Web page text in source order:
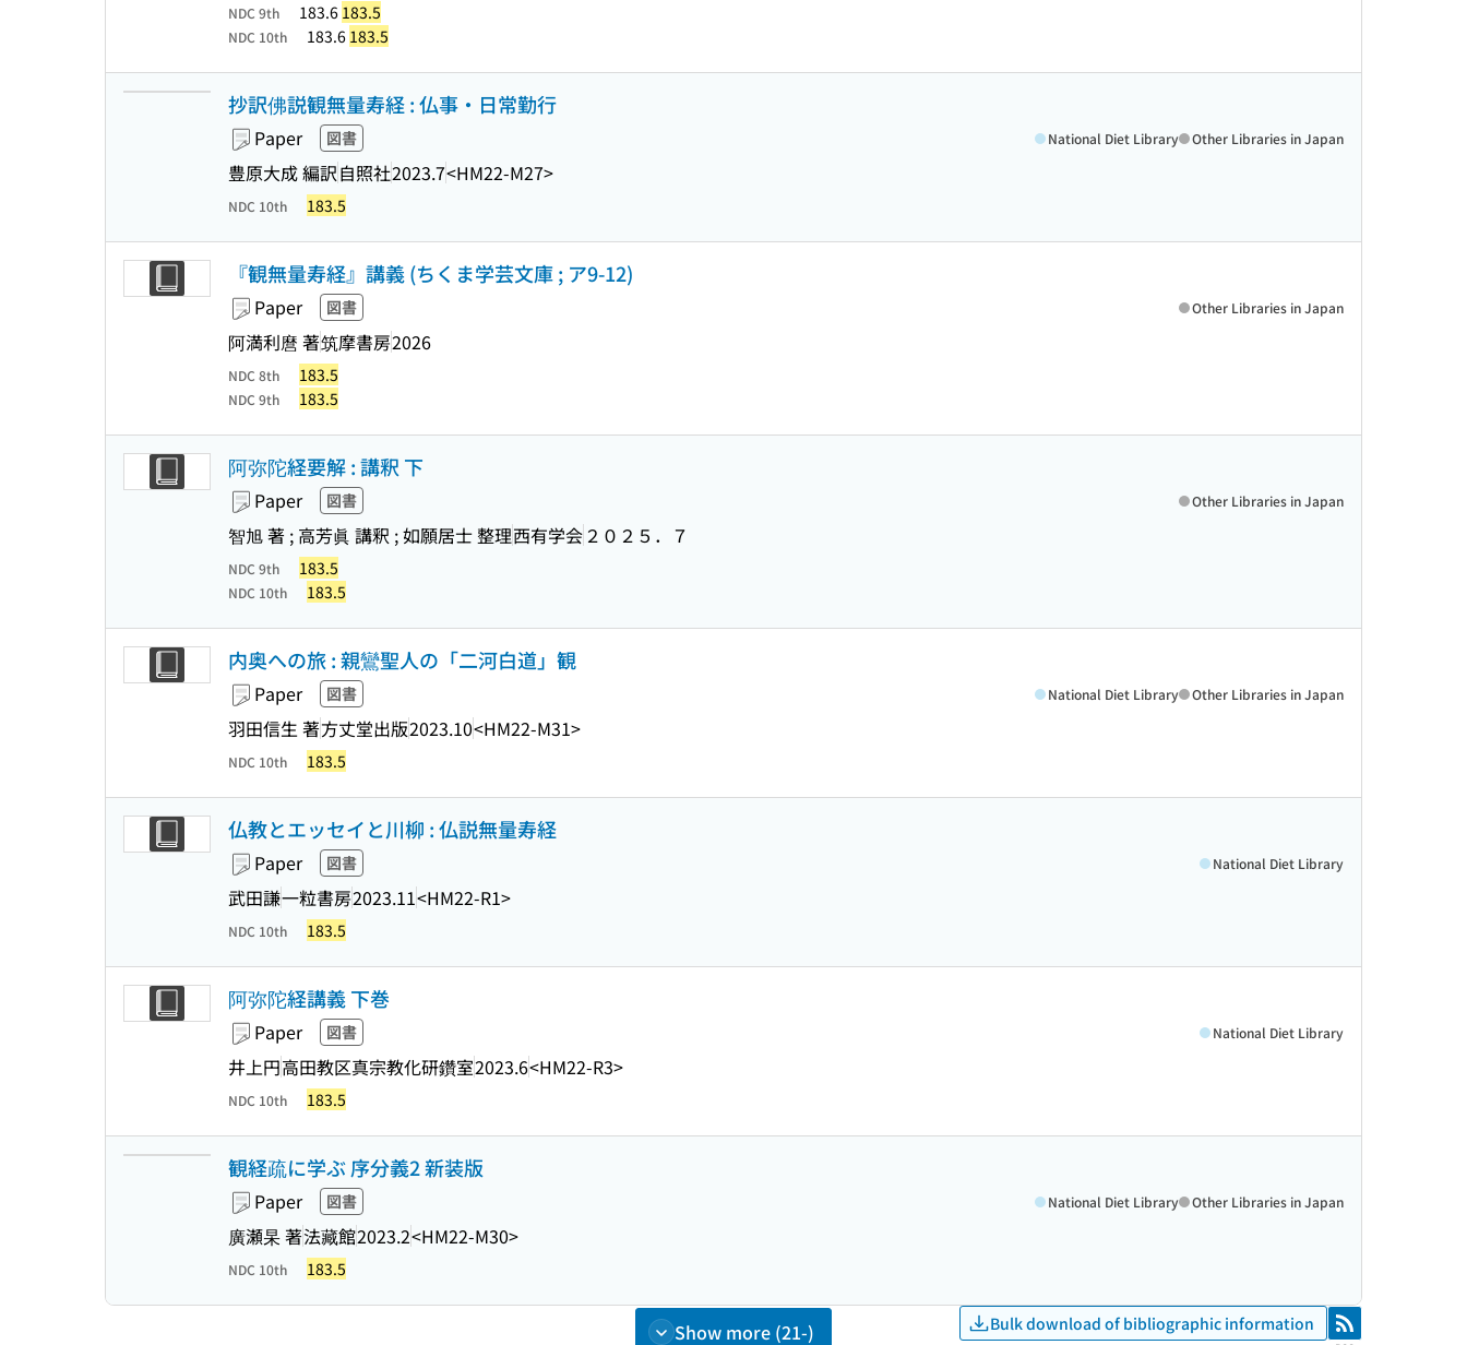
NDC 9th 183.6 183.5
NDC 10th 183.6 183.5
抄訳佛説観無量寿経 : 仏事・日常勤行
Paper 図書
豊原大成 編訳自照社2023.7<HM22-M27>
National Diet Library Other Libraries in Japan
NDC 10th 183.5
『観無量寿経』講義 (ちくま学芸文庫 ; ア9-12)
Paper 図書
阿満利麿 著筑摩書房2026
Other Libraries in Japan
NDC 8th 183.5
NDC 9th 183.5
阿弥陀経要解 : 講釈 下
Paper 図書
智旭 著 ; 高芳眞 講釈 ; 如願居士 整理西有学会 ２０２５．７
Other Libraries in Japan
NDC 9th 183.5
NDC 10th 183.5
内奥への旅 : 親鸞聖人の「二河白道」観
Paper 図書
羽田信生 著方丈堂出版2023.10<HM22-M31>
National Diet Library Other Libraries in Japan
NDC 10th 183.5
仏教とエッセイと川柳 : 仏説無量寿経
Paper 図書
武田謙一粒書房2023.11<HM22-R1>
National Diet Library
NDC 10th 183.5
阿弥陀経講義 下巻
Paper 図書
井上円高田教区真宗教化研鑽室2023.6<HM22-R3>
National Diet Library
NDC 10th 183.5
観経疏に学ぶ 序分義2 新装版
Paper 図書
廣瀬杲 著法藏館2023.2<HM22-M30>
National Diet Library Other Libraries in Japan
NDC 10th 183.5
Show more (21-) Bulk download of bibliographic information RSS